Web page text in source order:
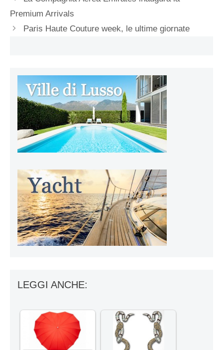
Premium Arrivals
Paris Haute Couture week, le ultime giornate
LEGGI ANCHE: